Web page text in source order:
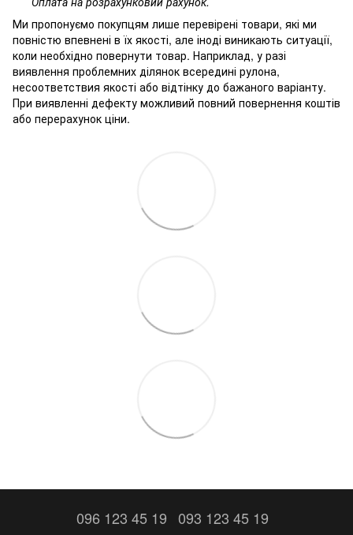
Ми пропонуємо покупцям лише перевірені товари, які ми
повністю впевнені в їх якості, але іноді виникають ситуації,
коли необхідно повернути товар. Наприклад, у разі
виявлення проблемних ділянок всередині рулона,
несоответствия якості або відтінку до бажаного варіанту.
При виявленні дефекту можливий повний повернення коштів
або перерахунок ціни.
096 123 45 19 093 123 45 19